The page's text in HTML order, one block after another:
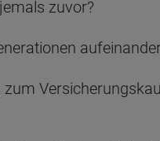
zuvor?